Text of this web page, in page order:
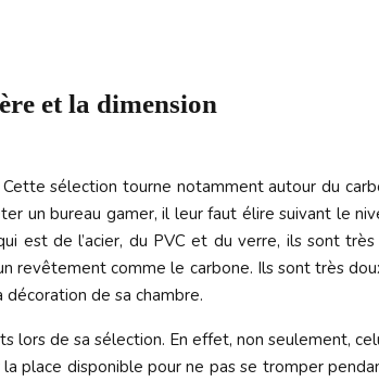
et la dimension
sélection tourne notamment autour du
un bureau gamer, il leur faut élire suivant le
de l’acier, du PVC et du verre, ils sont
revêtement comme le carbone. Ils sont très
de sa chambre.
lors de sa sélection. En effet, non seulement,
place disponible pour ne pas se tromper